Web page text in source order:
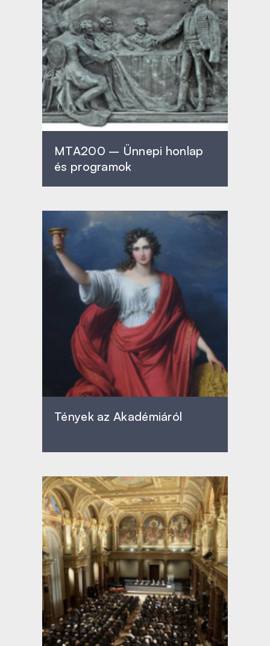
MTA200 – Ünnepi honlap
és programok
Tények az Akadémiáról